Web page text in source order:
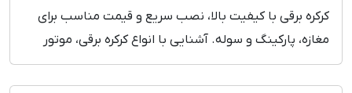
کرکره برقی با کیفیت بالا، نصب سریع و قیمت مناسب برای
مغازه، پارکینگ و سوله. آشنایی با انواع کرکره برقی، موتور
تیوبلار و ساید، مزایا و قیمت روز.